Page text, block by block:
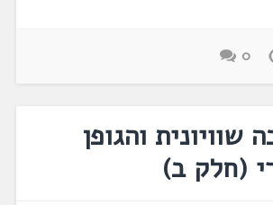
0
שוויונית והגופן
(חלק ב)